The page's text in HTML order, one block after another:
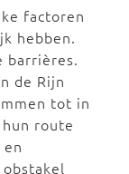
factoren
hebben.
barrières.
de Rijn
tot in
route